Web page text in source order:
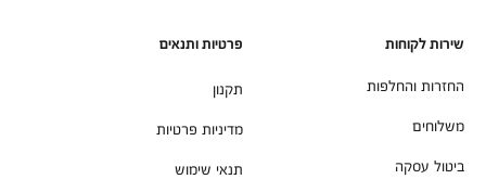
שירות לקוחות
החזרות והחלפות
משלוחים
ביטול עסקה
פרטיות ותנאים
תקנון
מדיניות פרטיות
תנאי שימוש